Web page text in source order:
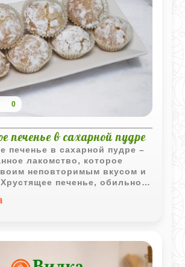
0
печенье в сахарной пудре
печенье в сахарной пудре –
лакомство, которое
неповторимым вкусом и
печенье, обильно
сахарной пудрой, приносит
каждому, кто его
Насладитесь этим сладким